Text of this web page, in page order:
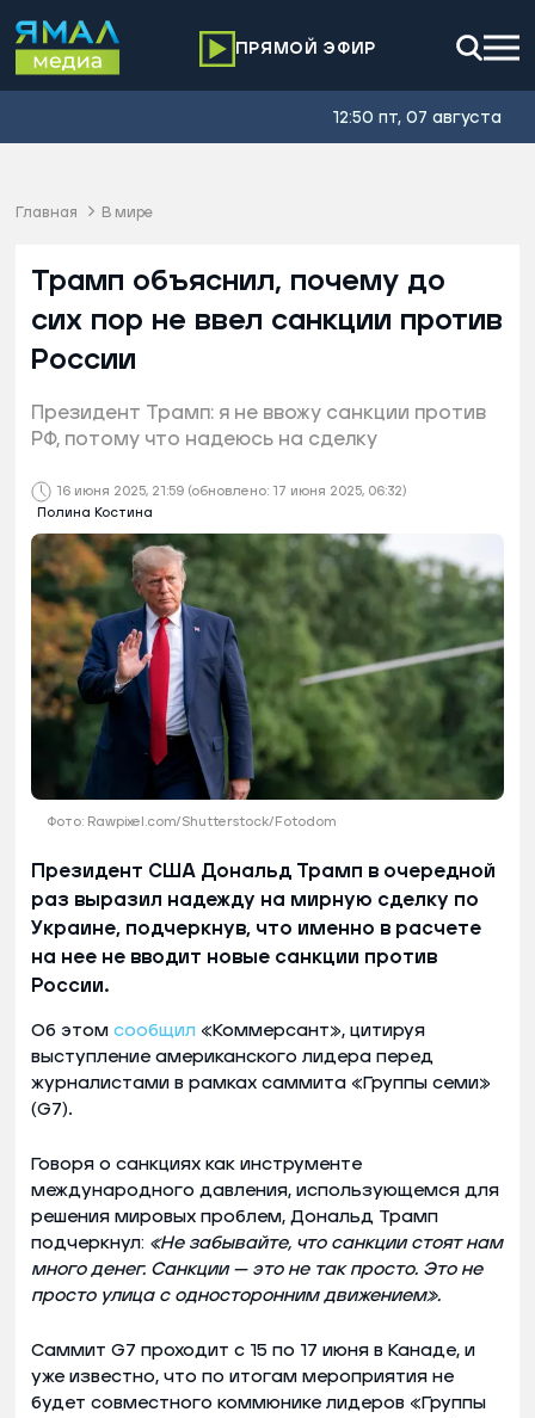
ПРЯМОЙ ЭФИР
12:50 пт, 07 августа
Главная В мире
16 июня 2025, 21:59 (обновлено: 17 июня 2025, 06:32)
Полина Костина
Трамп объяснил, почему до
сих пор не ввел санкции против
России
Президент Трамп: я не ввожу санкции против
РФ, потому что надеюсь на сделку
Фото: Rawpixel.com/Shutterstock/Fotodom
Президент США Дональд Трамп в очередной
раз выразил надежду на мирную сделку по
Украине, подчеркнув, что именно в расчете
на нее не вводит новые санкции против
России.
Об этом сообщил «Коммерсант», цитируя
выступление американского лидера перед
журналистами в рамках саммита «Группы семи»
(G7).
Говоря о санкциях как инструменте
международного давления, использующемся для
решения мировых проблем, Дональд Трамп
подчеркнул: «Не забывайте, что санкции стоят нам
много денег. Санкции — это не так просто. Это не
просто улица с односторонним движением».
Саммит G7 проходит с 15 по 17 июня в Канаде, и
уже известно, что по итогам мероприятия не
будет совместного коммюнике лидеров «Группы